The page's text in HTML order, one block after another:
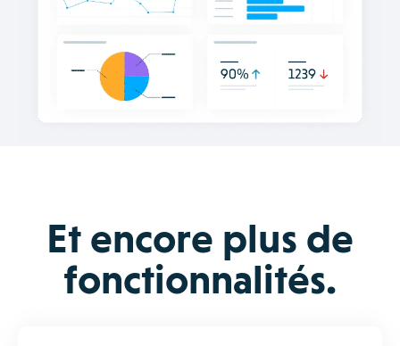
Et encore plus de
fonctionnalités.